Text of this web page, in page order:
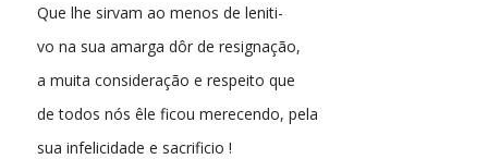
Que lhe sirvam ao menos de leniti-
vo na sua amarga dôr de resignação,
a muita consideração e respeito que
de todos nós êle ficou merecendo, pela
sua infelicidade e sacrificio !